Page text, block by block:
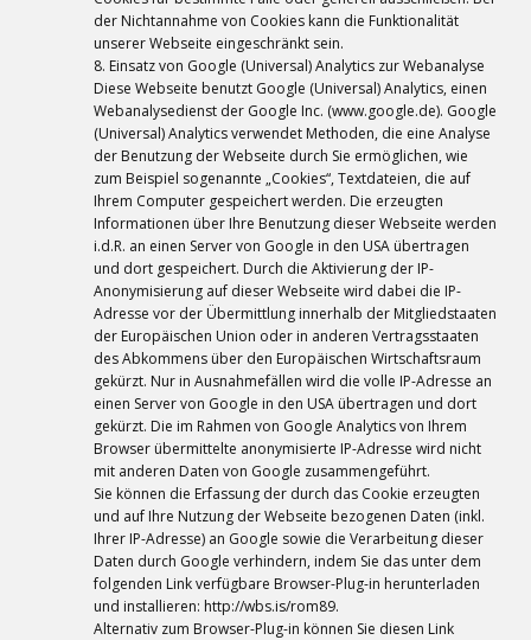
der Nichtannahme von Cookies kann die Funktionalität
unserer Webseite eingeschränkt sein.
8. Einsatz von Google (Universal) Analytics zur Webanalyse
Diese Webseite benutzt Google (Universal) Analytics, einen
Webanalysedienst der Google Inc. (www.google.de). Google
(Universal) Analytics verwendet Methoden, die eine Analyse
der Benutzung der Webseite durch Sie ermöglichen, wie
zum Beispiel sogenannte „Cookies“, Textdateien, die auf
Ihrem Computer gespeichert werden. Die erzeugten
Informationen über Ihre Benutzung dieser Webseite werden
i.d.R. an einen Server von Google in den USA übertragen
und dort gespeichert. Durch die Aktivierung der IP-
Anonymisierung auf dieser Webseite wird dabei die IP-
Adresse vor der Übermittlung innerhalb der Mitgliedstaaten
der Europäischen Union oder in anderen Vertragsstaaten
des Abkommens über den Europäischen Wirtschaftsraum
gekürzt. Nur in Ausnahmefällen wird die volle IP-Adresse an
einen Server von Google in den USA übertragen und dort
gekürzt. Die im Rahmen von Google Analytics von Ihrem
Browser übermittelte anonymisierte IP-Adresse wird nicht
mit anderen Daten von Google zusammengeführt.
Sie können die Erfassung der durch das Cookie erzeugten
und auf Ihre Nutzung der Webseite bezogenen Daten (inkl.
Ihrer IP-Adresse) an Google sowie die Verarbeitung dieser
Daten durch Google verhindern, indem Sie das unter dem
folgenden Link verfügbare Browser-Plug-in herunterladen
und installieren: http://wbs.is/rom89.
Alternativ zum Browser-Plug-in können Sie diesen Link